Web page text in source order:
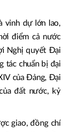
vinh dự lớn lao,
điểm cả nước
Nghị quyết Đại
tác chuẩn bị đại
của Đảng, Đại
đất nước, kỷ
giao, đồng chí